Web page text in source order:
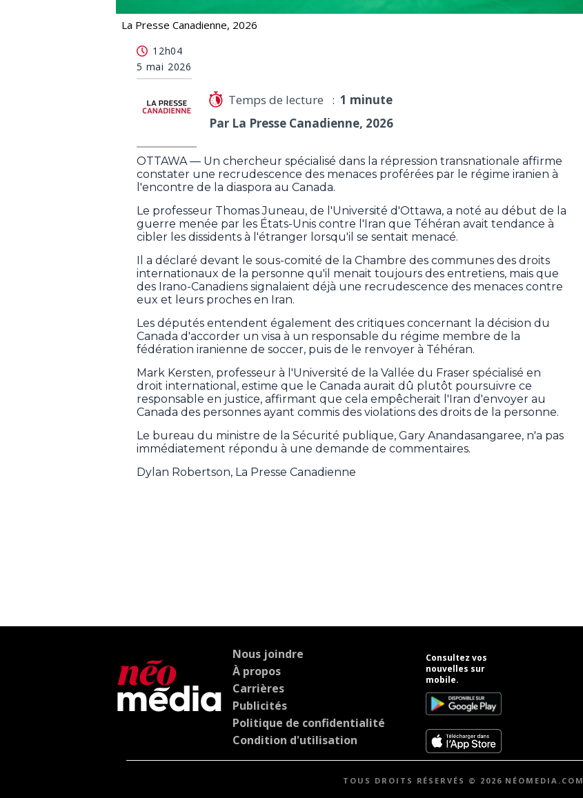
La Presse Canadienne, 2026
12h04
5 mai 2026
Temps de lecture : 1 minute
Par La Presse Canadienne, 2026
OTTAWA — Un chercheur spécialisé dans la répression transnationale affirme
constater une recrudescence des menaces proférées par le régime iranien à
l'encontre de la diaspora au Canada.
Le professeur Thomas Juneau, de l'Université d'Ottawa, a noté au début de la
guerre menée par les États-Unis contre l'Iran que Téhéran avait tendance à
cibler les dissidents à l'étranger lorsqu'il se sentait menacé.
Il a déclaré devant le sous-comité de la Chambre des communes des droits
internationaux de la personne qu'il menait toujours des entretiens, mais que
des Irano-Canadiens signalaient déjà une recrudescence des menaces contre
eux et leurs proches en Iran.
Les députés entendent également des critiques concernant la décision du
Canada d'accorder un visa à un responsable du régime membre de la
fédération iranienne de soccer, puis de le renvoyer à Téhéran.
Mark Kersten, professeur à l'Université de la Vallée du Fraser spécialisé en
droit international, estime que le Canada aurait dû plutôt poursuivre ce
responsable en justice, affirmant que cela empêcherait l'Iran d'envoyer au
Canada des personnes ayant commis des violations des droits de la personne.
Le bureau du ministre de la Sécurité publique, Gary Anandasangaree, n'a pas
immédiatement répondu à une demande de commentaires.
Dylan Robertson, La Presse Canadienne
Nous joindre
À propos
Carrières
Publicités
Politique de confidentialité
Condition d'utilisation
Consultez vos
nouvelles sur
mobile.
TOUS DROITS RÉSERVÉS © 2026 NÉOMEDIA.COM